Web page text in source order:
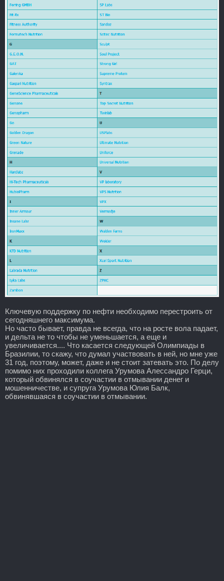
Ключевую поддержку по нефти необходимо перестроить от
сегодняшнего максимума.
Но часто бывает, правда не всегда, что на росте вола падает,
и дельта не то чтобы не уменьшается, а еще и
увеличивается.... Что касается следующей Олимпиады в
Бразилии, то скажу, что думал участвовать в ней, но мне уже
31 год, поэтому, может, даже и не стоит затевать это. По делу
помимо них проходили коллега Урумова Алессандро Герци,
который обвинялся в соучастии в отмывании денег и
мошенничестве, и супруга Урумова Юлия Балк,
обвинявшаяся в соучастии в отмывании.